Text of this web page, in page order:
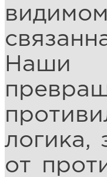
Наши
логика,
от